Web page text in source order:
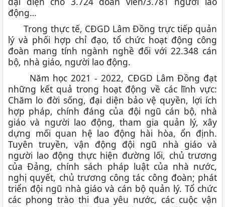
động…
Trong thực tế, CĐGD Lâm Đồng trực tiếp quản
lý và phối hợp chỉ đạo, tổ chức hoạt động công
đoàn mang tính ngành nghề đối với 22.348 cán
bộ, nhà giáo, người lao động.
Năm học 2021 - 2022, CĐGD Lâm Đồng đạt
những kết quả trong hoạt động về các lĩnh vực:
Chăm lo đời sống, đại diện bảo vệ quyền, lợi ích
hợp pháp, chính đáng của đội ngũ cán bộ, nhà
giáo và người lao động, tham gia quản lý, xây
dựng mối quan hệ lao động hài hòa, ổn định.
Tuyên truyền, vận động đội ngũ nhà giáo và
người lao động thực hiện đường lối, chủ trương
của Đảng, chính sách pháp luật của nhà nước,
nghị quyết, chủ trương công tác công đoàn; phát
triển đội ngũ nhà giáo và cán bộ quản lý. Tổ chức
các phong trào thi đua yêu nước, các cuộc vận